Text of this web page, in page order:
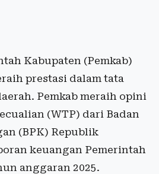
Kabupaten (Pemkab)
prestasi dalam tata
Pemkab meraih opini
(WTP) dari Badan
(BPK) Republik
keuangan Pemerintah
anggaran 2025.